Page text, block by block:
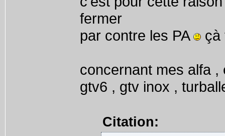
fermer
par contre les PA
çà
concernant mes alfa
gtv6 , gtv inox ,
Citation: